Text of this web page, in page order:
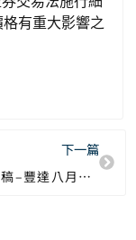
有重大影響之
下一篇
主旨: 新聞稿–豐達八月自結合併營收為2.79億元